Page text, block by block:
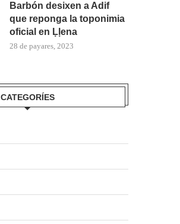
Barbón desixen a Adif
que reponga la toponimia
oficial en Ḷḷena
28 de payares, 2023
CATEGORÍES